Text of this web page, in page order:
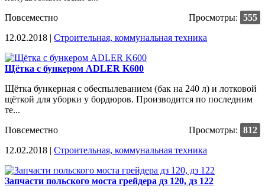
Повсеместно
Просмотры: 555
12.02.2018 | Строительная, коммунальная техника
Щётка с бункером ADLER K600
Щётка бункерная с обеспылеванием (бак на 240 л) и лотковой
щёткой для уборки у бордюров. Производится по последним
те...
Повсеместно
Просмотры: 812
12.02.2018 | Строительная, коммунальная техника
Запчасти польского моста грейдера дз 120, дз 122